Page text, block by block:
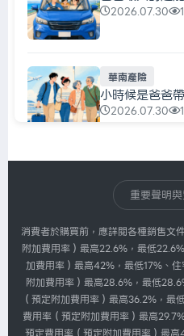
2026.07.30
華南產險
小時候是爸爸
2026.07.30
每天都在充電
2026.07.30
華南產險
我們忙著搶票
2026.07.30
重要聲明
消費者於購買前，應詳閱各種銷售文
附加費用率）最高22.6%，最低
加費用率）最高42%，最低17%、
附加費用率）最高28.6%，最低
（預定附加費用率）最高36.2%，最
費用率（預定附加費用率）最高
預定費用率（預定附加費用率）最